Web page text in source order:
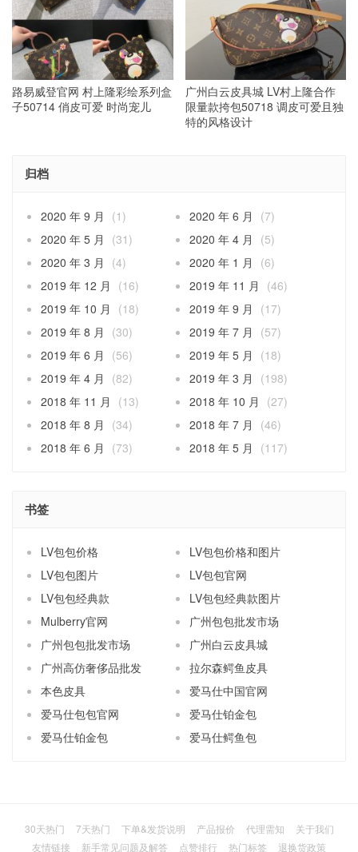
路易威登官网 村上隆彩绘系列盒
子50714 俏皮可爱 时尚宠儿
广州白云皮具城 LV村上隆合作
限量款挎包50718 调皮可爱且独
特的风格设计
归档
2020 年 9 月 (1) 2020 年 6 月
(7)
2020 年 5 月
(31) 2020 年 4 月
(5)
2020 年 3 月
(4) 2020 年 1 月
(6)
2019 年 12 月
(16) 2019 年 11 月
(46)
2019 年 10 月
(18) 2019 年 9 月
(17)
2019 年 8 月
(30) 2019 年 7 月
(57)
2019 年 6 月
(56) 2019 年 5 月
(18)
2019 年 4 月
(82) 2019 年 3 月
(198)
2018 年 11 月
(13) 2018 年 10 月
(27)
2018 年 8 月
(34) 2018 年 7 月
(46)
2018 年 6 月
(73) 2018 年 5 月 (117)
书签
LV包包价格
LV包包价格和图片
LV包包图片
LV包包官网
LV包包经典款
LV包包经典款图片
Mulberry官网
广州包包批发市场
广州包包批发市场
广州白云皮具城
广州高仿奢侈品批发
拉尔森鳄鱼皮具
本色皮具
爱马仕中国官网
爱马仕包包官网
爱马仕铂金包
爱马仕铂金包
爱马仕鳄鱼包
30天热门 7天热门 下单&发货说明 产品报价 代理需知
关于我们
友情链接
新手常见问题及解答 点赞排行 热门标签 退换货政策